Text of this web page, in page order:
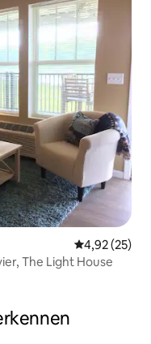
Gemiddelde
4,92 (25)
The Light House